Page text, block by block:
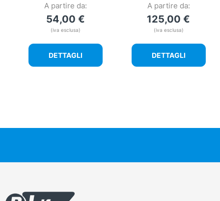
A partire da:
54,00 €
(iva esclusa)
DETTAGLI
A partire da:
125,00 €
(iva esclusa)
DETTAGLI